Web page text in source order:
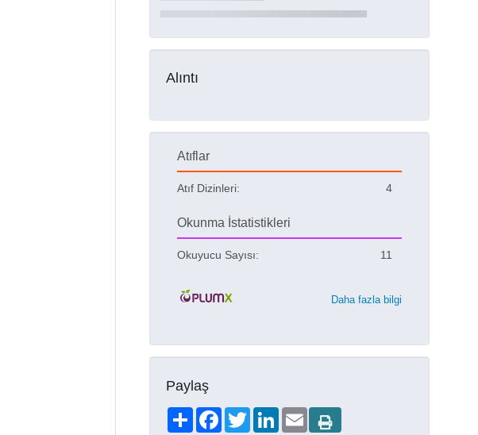
Alıntı
Atıflar
Atıf Dizinleri: 4
Okunma İstatistikleri
Okuyucu Sayısı: 11
Daha fazla bilgi
Paylaş
ShareFacebook
TwitterLinkedIn
Email